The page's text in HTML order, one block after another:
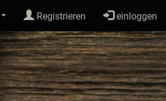
Registrieren einloggen